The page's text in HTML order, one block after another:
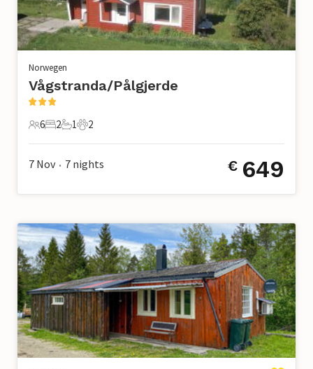
Norwegen
Vågstranda/Pålgjerde
6 Gäste
6
2 Schlafzimmer
2
1 Badezimmer
1
2 Haustiere
2
7 Nov • 7 nights € 649